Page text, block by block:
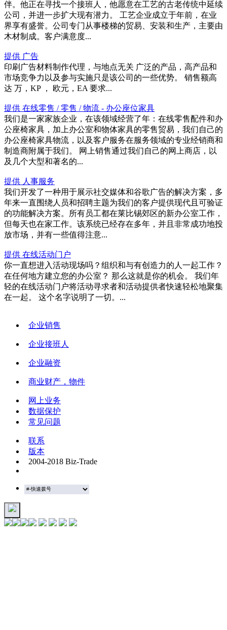
伴。他正在寻找一个接班人，他愿意在工艺的古老传统中延续
公司，并进一步扩大现有潜力。 工艺企业成立于年前，在业
界享有盛誉。公司专门从事楼梯的贸易、安装和生产，主要由
木材制成。客户满意度...
提供 广告
印刷广告材料制作代理，与地点无关 广泛的产品，高产品和
市场竞争力以及参与实施只是该公司的一些优势。 销售额高
达 万，KP ， 欧元，EA 要求...
提供 在线零售 / 零售 / 物流 - 办公座位家具
我们是一家家族企业，在该领域经营了年：在线零售配件和办
公座椅家具，加上办公室和物体家具的零售贸易，我们自己的
办公座椅家具物流，以及客户服务在服务领域的专业经销商和
制造商附属于我们。 网上销售通过我们自己的网上商店，以
及几个大型和著名的...
提供 人事服务
我们开发了一种用于展示社交媒体和谷歌广告的解决方案，多
年来一直围绕人员和招聘主题为我们的客户提供现代且可验证
的功能解决方案。所有员工都在莱比锡郊区的新办公室工作，
但每天也在家工作。该系统已经存在多年，并且非常成功地投
放市场，并有一些值得注意...
提供 在线活动门户
你一直想进入活动现场吗？组织和与有创造力的人一起工作？
在任何地方建立您的办公室？ 那么这就是你的机会。 我们年
轻的在线活动门户将活动寻求者和活动提供者快速轻松地聚集
在一起。 这个名字说明了一切。...
企业销售
企业接班人
企业融资
商业财产，物件
网上业务
数据保护
常见问题
联系
版本
2004-2018 Biz-Trade